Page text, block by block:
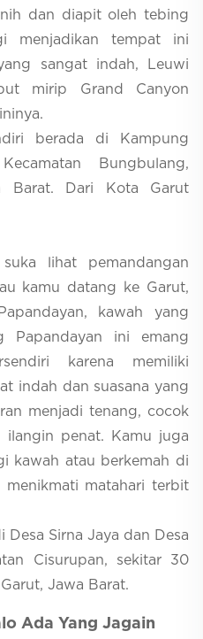
dan diapit oleh tebing
menjadikan tempat ini
sangat indah, Leuwi
mirip Grand Canyon
berada di Kampung
Bungbulang,
Barat. Dari Kota Garut
lihat pemandangan
kamu datang ke Garut,
kawah yang
Papandayan ini emang
karena memiliki
indah dan suasana yang
menjadi tenang, cocok
penat. Kamu juga
kawah atau berkemah di
matahari terbit
Desa Sirna Jaya dan Desa
Cisurupan, sekitar 30
Jawa Barat.
Ada Yang Jagain